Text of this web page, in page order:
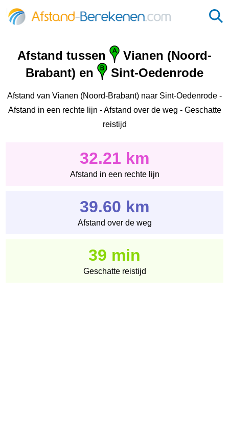
Afstand tussen
Vianen (Noord-
Brabant) en
Sint-Oedenrode
Afstand van Vianen (Noord-Brabant) naar Sint-Oedenrode -
Afstand in een rechte lijn - Afstand over de weg - Geschatte
reistijd
32.21 km
Afstand in een rechte lijn
39.60 km
Afstand over de weg
39 min
Geschatte reistijd